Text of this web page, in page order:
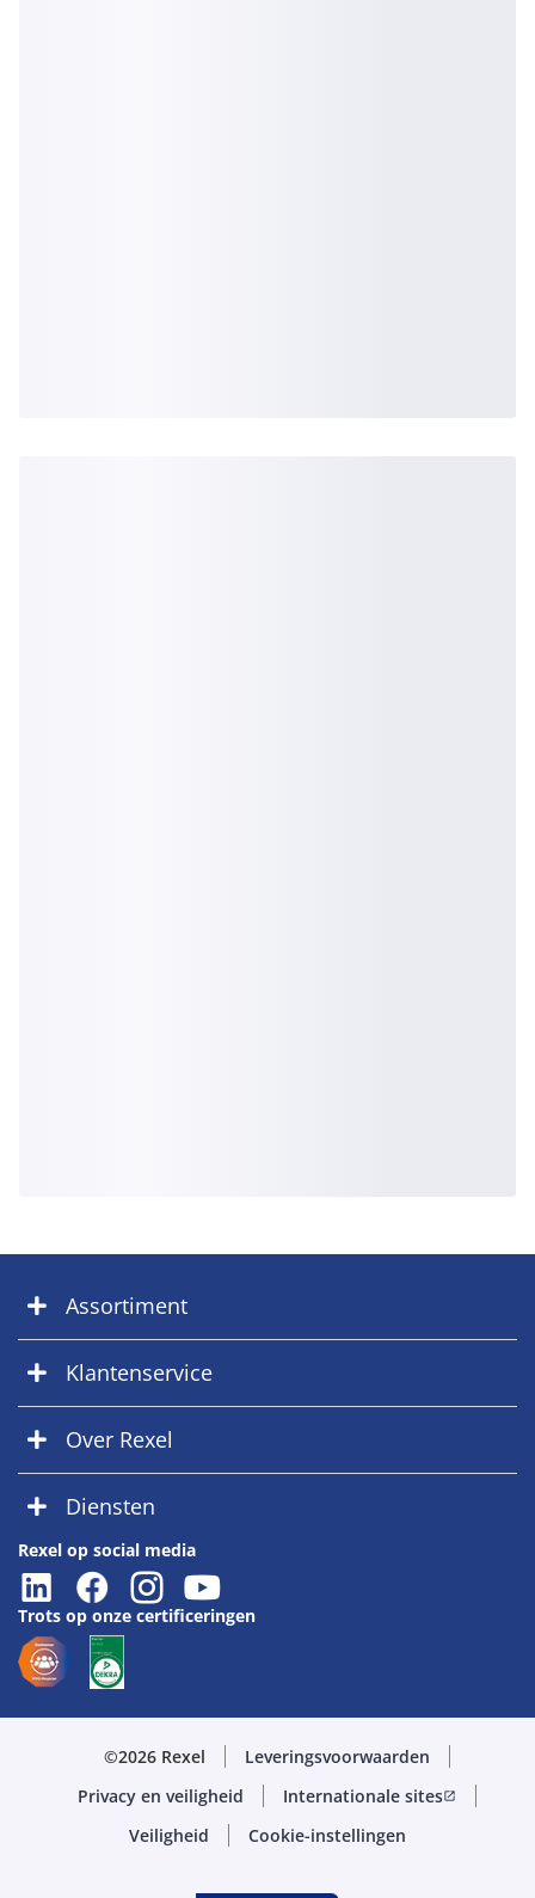
Assortiment
Klantenservice
Over Rexel
Diensten
Rexel op social media
Trots op onze certificeringen
©2026 Rexel
Leveringsvoorwaarden
Privacy en veiligheid
Internationale sitesopen_in_new
Veiligheid Cookie-instellingen